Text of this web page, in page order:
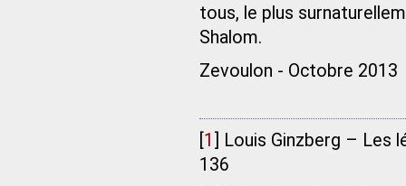
tous, le plus
Shalom.
Zevoulon - Octobre 2013
1
Louis Ginzberg – Les
136